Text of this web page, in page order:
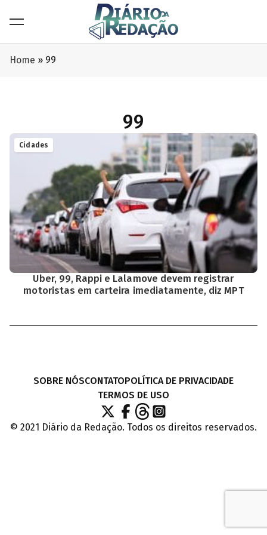
Home » 99
99
Cidades
Uber, 99, Rappi e Lalamove devem registrar
motoristas em carteira imediatamente, diz MPT
SOBRE NÓSCONTATOPOLÍTICA DE PRIVACIDADE
TERMOS DE USO
© 2021 Diário da Redação. Todos os direitos reservados.